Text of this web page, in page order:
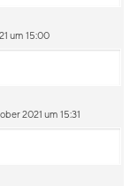
um 15:00
2021 um 15:31